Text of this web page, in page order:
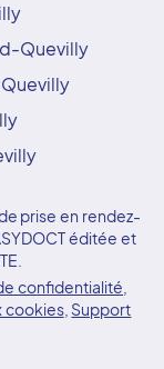
Quevilly
prise en rendez-
éditée et
confidentialité
cookies, Support